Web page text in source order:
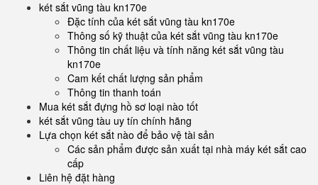
két sắt vũng tàu kn170e
Đặc tính của két sắt vũng tàu kn170e
Thông số kỹ thuật của két sắt vũng tàu kn170e
Thông tin chất liệu và tính năng két sắt vũng tàu
kn170e
Cam kết chất lượng sản phẩm
Thông tin thanh toán
Mua két sắt đựng hồ sơ loại nào tốt
két sắt vũng tàu uy tín chính hãng
Lựa chọn két sắt nào để bảo vệ tài sản
Các sản phẩm được sản xuất tại nhà máy két sắt cao
cấp
Liên hệ đặt hàng